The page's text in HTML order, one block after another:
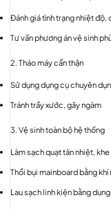
Đánh giá tình trạng nhiệt độ,
Tư vấn phương án vệ sinh
2. Tháo máy cẩn thận
Sử dụng dụng cụ chuyên
Tránh trầy xước, gãy ngàm
3. Vệ sinh toàn bộ hệ thống
Làm sạch quạt tản nhiệt,
Thổi bụi mainboard bằng khí
Lau sạch linh kiện bằng